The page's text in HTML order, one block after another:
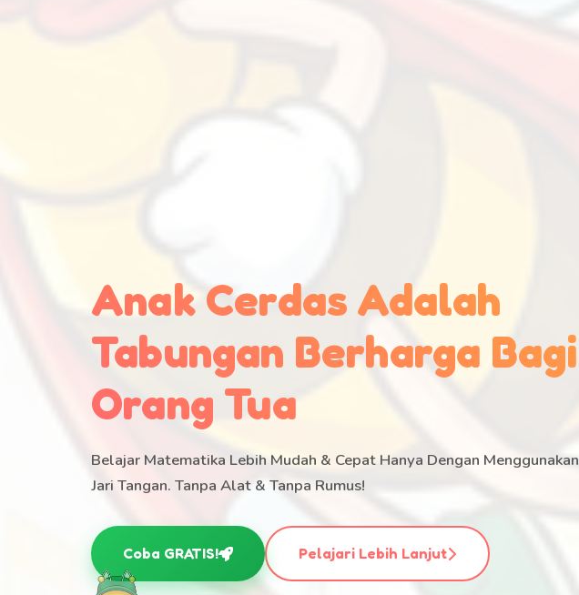
Anak Cerdas Adalah
Tabungan Berharga Bagi
Orang Tua
Belajar Matematika Lebih Mudah & Cepat Hanya Dengan Menggunakan
Jari Tangan. Tanpa Alat & Tanpa Rumus!
Coba GRATIS! Pelajari Lebih Lanjut